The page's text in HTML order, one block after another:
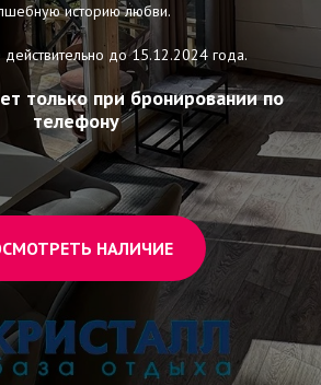
историю любви.
до 15.12.2024 года.
только при бронировании по
телефону
НАЛИЧИЕ